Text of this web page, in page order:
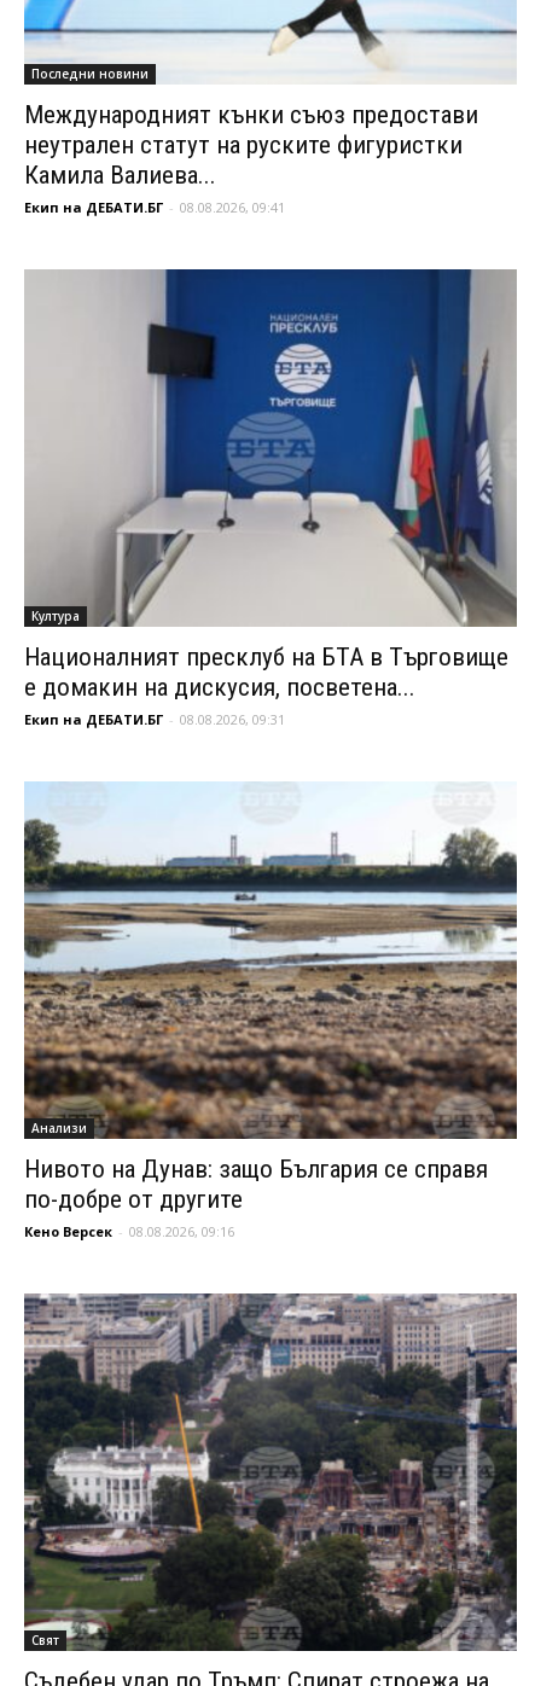
Последни новини
Международният кънки съюз предостави
неутрален статут на руските фигуристки
Камила Валиева...
Екип на ДЕБАТИ.БГ - 08.08.2026, 09:41
Култура
Националният пресклуб на БТА в Търговище
е домакин на дискусия, посветена...
Екип на ДЕБАТИ.БГ - 08.08.2026, 09:31
Анализи
Нивото на Дунав: защо България се справя
по-добре от другите
Кено Версек - 08.08.2026, 09:16
Свят